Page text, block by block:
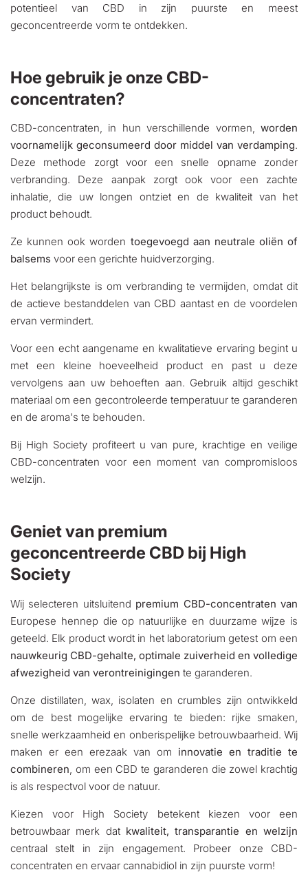
potentieel van CBD in zijn puurste en meest
geconcentreerde vorm te ontdekken.
Hoe gebruik je onze CBD-
concentraten?
CBD-concentraten, in hun verschillende vormen, worden
voornamelijk geconsumeerd door middel van verdamping.
Deze methode zorgt voor een snelle opname zonder
verbranding. Deze aanpak zorgt ook voor een zachte
inhalatie, die uw longen ontziet en de kwaliteit van het
product behoudt.
Ze kunnen ook worden toegevoegd aan neutrale oliën of
balsems voor een gerichte huidverzorging.
Het belangrijkste is om verbranding te vermijden, omdat dit
de actieve bestanddelen van CBD aantast en de voordelen
ervan vermindert.
Voor een echt aangename en kwalitatieve ervaring begint u
met een kleine hoeveelheid product en past u deze
vervolgens aan uw behoeften aan. Gebruik altijd geschikt
materiaal om een gecontroleerde temperatuur te garanderen
en de aroma's te behouden.
Bij High Society profiteert u van pure, krachtige en veilige
CBD-concentraten voor een moment van compromisloos
welzijn.
Geniet van premium
geconcentreerde CBD bij High
Society
Wij selecteren uitsluitend premium CBD-concentraten van
Europese hennep die op natuurlijke en duurzame wijze is
geteeld. Elk product wordt in het laboratorium getest om een
nauwkeurig CBD-gehalte, optimale zuiverheid en volledige
afwezigheid van verontreinigingen te garanderen.
Onze distillaten, wax, isolaten en crumbles zijn ontwikkeld
om de best mogelijke ervaring te bieden: rijke smaken,
snelle werkzaamheid en onberispelijke betrouwbaarheid. Wij
maken er een erezaak van om innovatie en traditie te
combineren , om een CBD te garanderen die zowel krachtig
is als respectvol voor de natuur.
Kiezen voor High Society betekent kiezen voor een
betrouwbaar merk dat kwaliteit, transparantie en welzijn
centraal stelt in zijn engagement. Probeer onze CBD-
concentraten en ervaar cannabidiol in zijn puurste vorm!